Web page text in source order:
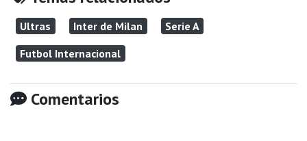
Ultras Inter de Milan
Serie A
Futbol Internacional
Comentarios